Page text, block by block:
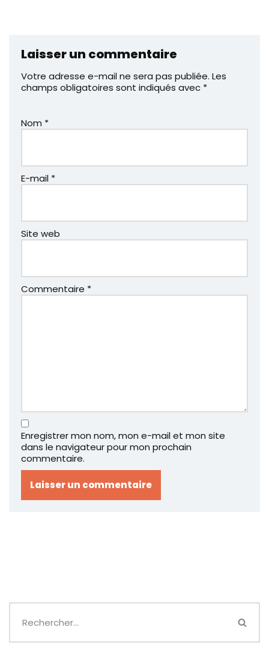
Laisser un commentaire
Votre adresse e-mail ne sera pas publiée. Les
champs obligatoires sont indiqués avec *
Nom *
E-mail *
Site web
Commentaire *
Enregistrer mon nom, mon e-mail et mon site
dans le navigateur pour mon prochain
commentaire.